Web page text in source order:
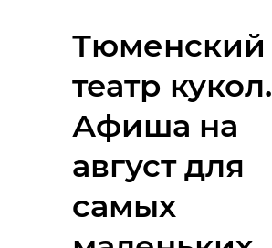
Тюменский
театр кукол.
Афиша на
август для
самых